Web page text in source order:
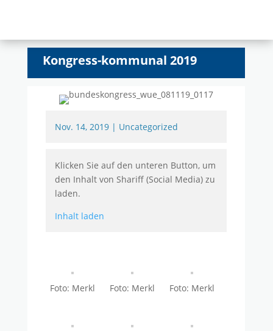
Kongress-kommunal 2019
Nov. 14, 2019| Uncategorized
Klicken Sie auf den unteren Button, um
den Inhalt von Shariff (Social Media) zu
laden.
Inhalt laden
Foto: Merkl Foto: Merkl Foto: Merkl